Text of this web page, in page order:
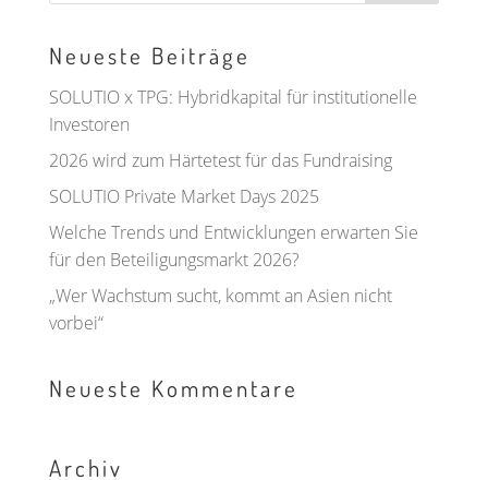
Neueste Beiträge
SOLUTIO x TPG: Hybridkapital für institutionelle
Investoren
2026 wird zum Härtetest für das Fundraising
SOLUTIO Private Market Days 2025
Welche Trends und Entwicklungen erwarten Sie
für den Beteiligungsmarkt 2026?
„Wer Wachstum sucht, kommt an Asien nicht
vorbei“
Neueste Kommentare
Archiv